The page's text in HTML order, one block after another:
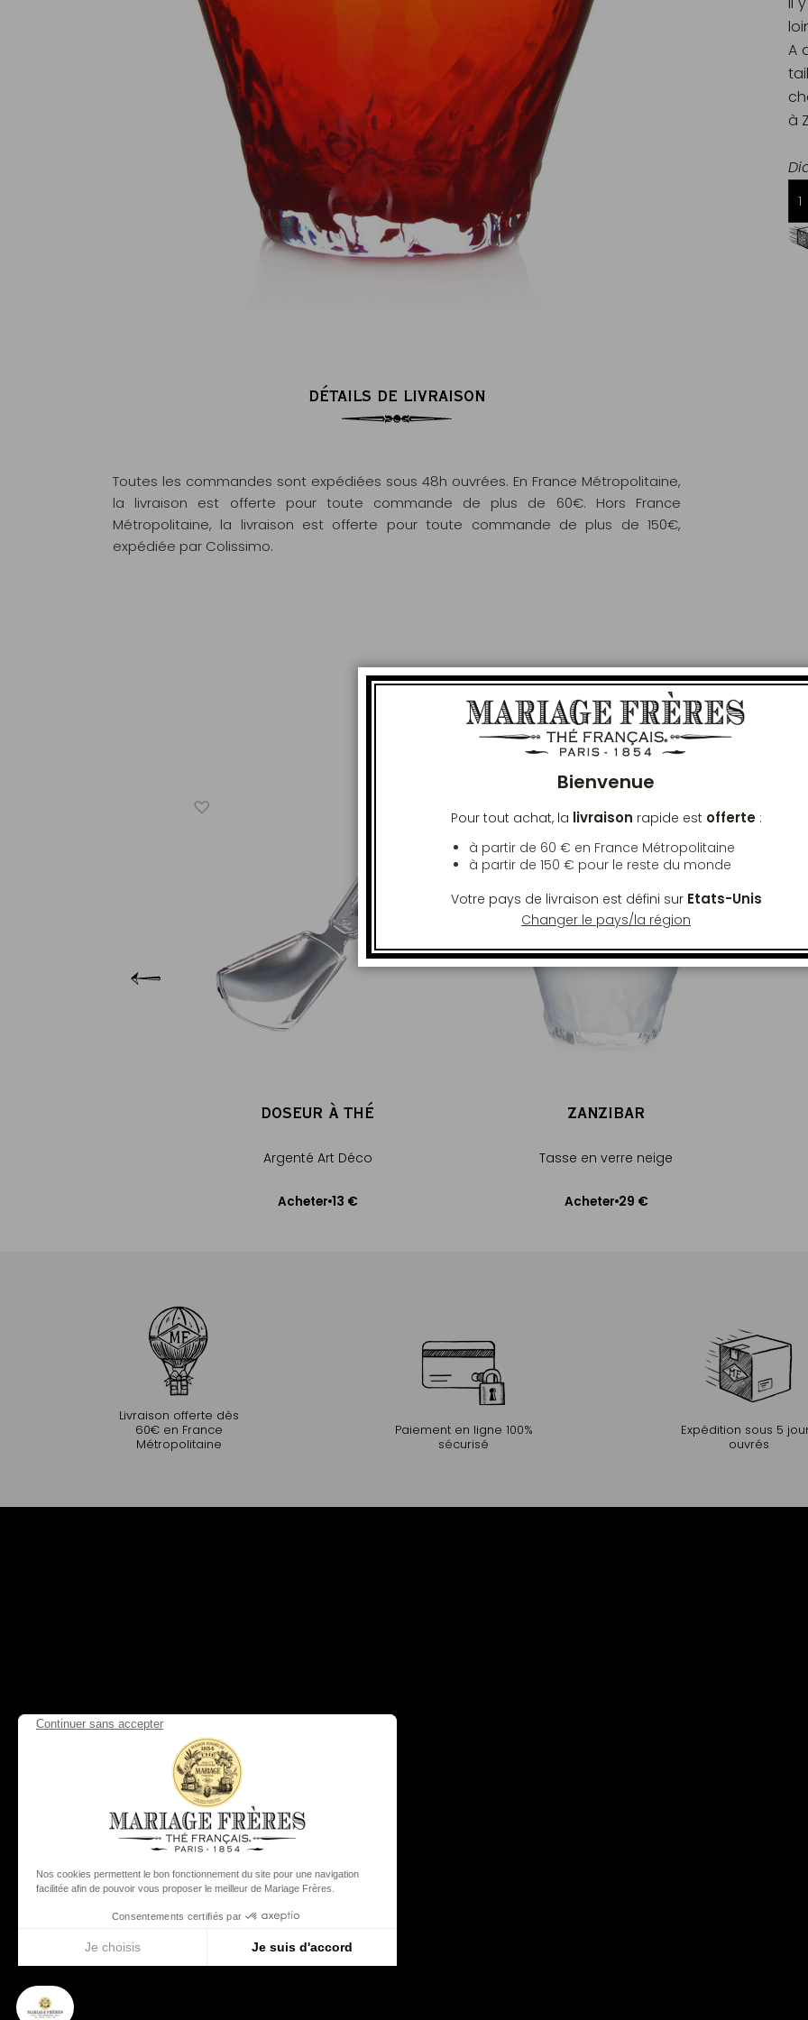
Paiement en ligne 100% sécurisé
MasterCard, CB, Visa, PayPal
Livraison offerte dès 60€ d'achats
en France Métropolitaine
A
à
DÉTAILS DE LIVRAISON
Toutes les commandes sont expédiées sous 48h ouvrées. En France Métropolitaine,
la livraison est offerte pour toute commande de plus de 60€. Hors France
Métropolitaine, la livraison est offerte pour toute commande de plus de 150€,
expédiée par Colissimo.
VOUS AIMEREZ AUSSI
DOSEUR À THÉ
Argenté Art Déco
Acheter 13 €
ZANZIBAR
Tasse en verre neige
Acheter 29 €
Livraison offerte dès
60€ en France
Métropolitaine
Paiement en ligne 100%
sécurisé
Expédition sous 5
ouvrés
Bienvenue
Pour tout achat, la livraison rapide est offerte:
à partir de 60 € en France Métropolitaine
à partir de 150 € pour le reste du monde
Votre pays de livraison est défini sur Etats-Unis
Changer le pays/la région